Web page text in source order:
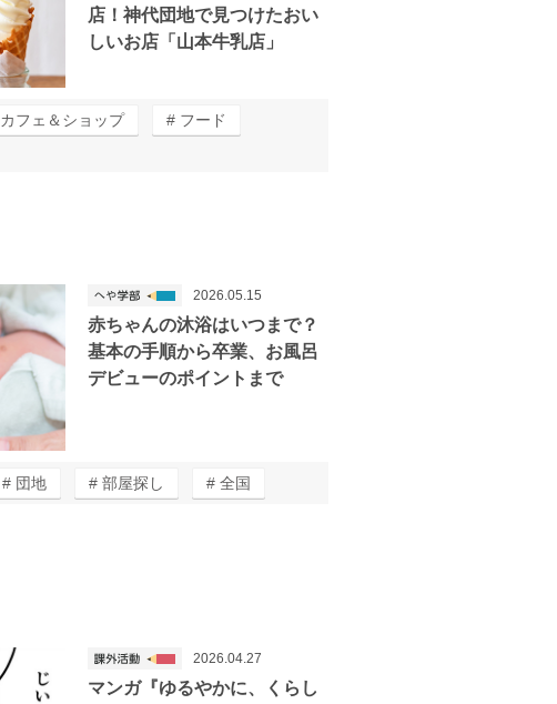
店！神代団地で見つけたおい
しいお店「山本牛乳店」
カフェ＆ショップ
フード
赤ちゃんの沐浴はいつまで？
基本の手順から卒業、お風呂
デビューのポイントまで
2026.05.15
団地 部屋探し 全国
マンガ『ゆるやかに、くらし
2026.04.27